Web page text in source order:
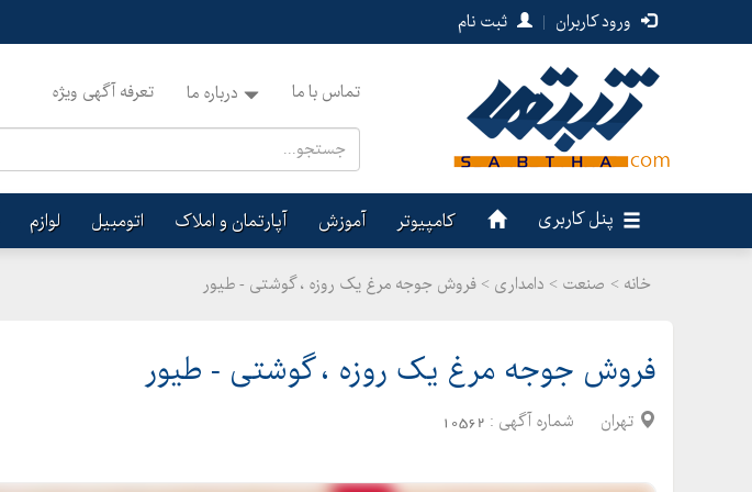
ورود کاربران | ثبت نام
تماس با ما درباره ما تعرفه آگهی ویژه
پنل کاربری کامپیوتر آموزش آپارتمان و املاک اتومبیل لوازم
خانه > صنعت > دامداری > فروش جوجه مرغ یک روزه ، گوشتی - طیور
فروش جوجه مرغ یک روزه ، گوشتی - طیور
تهران شماره آگهی : 10562